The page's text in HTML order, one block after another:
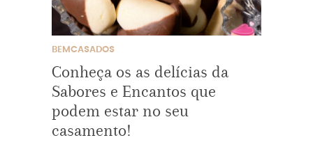
BEMCASADOS
Conheça os as delícias da
Sabores e Encantos que
podem estar no seu
casamento!